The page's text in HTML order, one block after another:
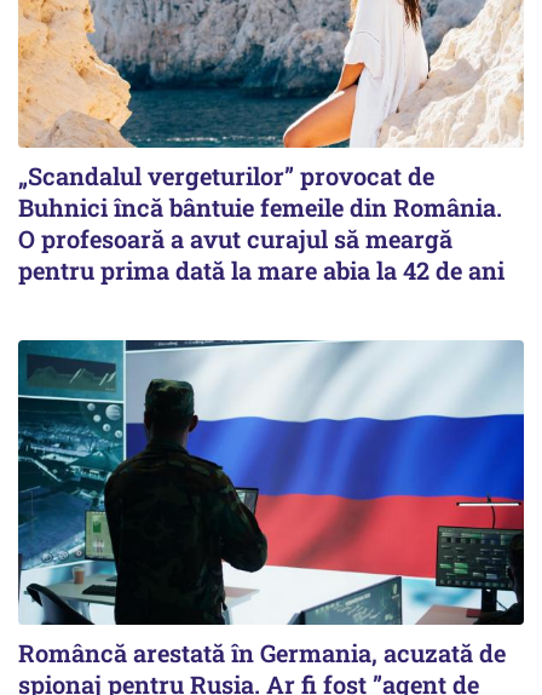
„Scandalul vergeturilor” provocat de
Buhnici încă bântuie femeile din România.
O profesoară a avut curajul să meargă
pentru prima dată la mare abia la 42 de ani
Româncă arestată în Germania, acuzată de
spionaj pentru Rusia. Ar fi fost ”agent de